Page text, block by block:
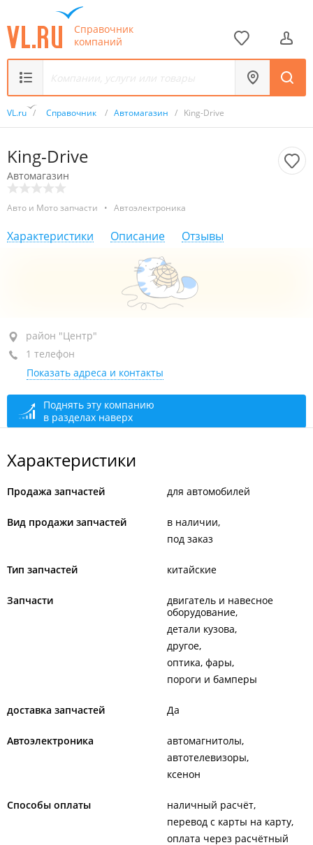
Справочник
компаний
VL.ru / Справочник / Автомагазин / King-Drive
King-Drive
Автомагазин
Авто и Мото запчасти • Автоэлектроника
Характеристики Описание Отзывы
район "Центр", ул. Экипажная, 2
+7 966 288-99-66
По предварительной записи
район "Центр"
1 телефон
Показать адреса и контакты
Поднять эту компанию
в разделах наверх
Характеристики
Продажа запчастей для автомобилей
Вид продажи запчастей
в наличии
под заказ
Тип запчастей китайские
Запчасти
двигатель и навесное
оборудование
детали кузова
другое
оптика, фары
пороги и бамперы
доставка запчастей Да
Автоэлектроника
автомагнитолы
автотелевизоры
ксенон
Способы оплаты
наличный расчёт
перевод с карты на карту
оплата через расчётный